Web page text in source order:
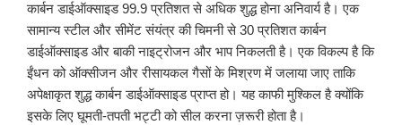
कार्बन डाईऑक्साइड 99.9 प्रतिशत से अधिक शुद्ध होना अनिवार्य है। एक
सामान्य स्टील और सीमेंट संयंत्र की चिमनी से 30 प्रतिशत कार्बन
डाईऑक्साइड और बाकी नाइट्रोजन और भाप निकलती है। एक विकल्प है कि
ईंधन को ऑक्सीजन और रीसायकल गैसों के मिश्रण में जलाया जाए ताकि
अपेक्षाकृत शुद्ध कार्बन डाईऑक्साइड प्राप्त हो। यह काफी मुश्किल है क्योंकि
इसके लिए घूमती-तपती भट्टी को सील करना ज़रूरी होता है।